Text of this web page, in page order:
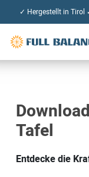
✓ Hergestellt in Tirol
Tafel
Entdecke die